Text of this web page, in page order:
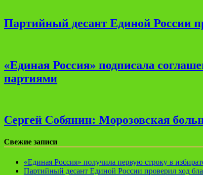
Партийный десант Единой России
«Единая Россия» подписала
партиями
Сергей Собянин: Морозовская
Свежие записи
«Единая Россия» получила первую строку в
Партийный десант Единой России проверил ход